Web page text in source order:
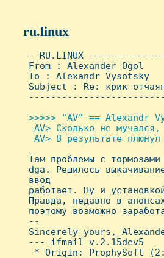
ru.linux
- RU.LINUX
From : Alexander
To : Alexandr Vysotsky
Subject : Re: крик
>>>>> "AV" == Alexandr
AV> Сколько не
AV> В результате плюнул
Там проблемы с
dga. Решилось
ввод
работает. Hу и
Правда, недавно в
поэтому возможно
--
Sincerely yours,
--- ifmail v.2.15dev5
* Origin: ProphySoft